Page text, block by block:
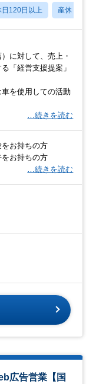
日120日以上 産休・育休
に対して、売上・
「経営支援提案」
車を使用しての活動
…続きを読む
お持ちの方
お持ちの方
…続きを読む
広告営業【国